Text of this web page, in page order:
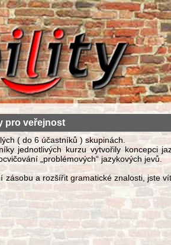
pro veřejnost
( do 6 účastníků ) skupinách.
jednotlivých kurzu vytvořily koncepci
„problémových“ jazykových jevů.
zásobu a rozšířit gramatické znalosti, jste